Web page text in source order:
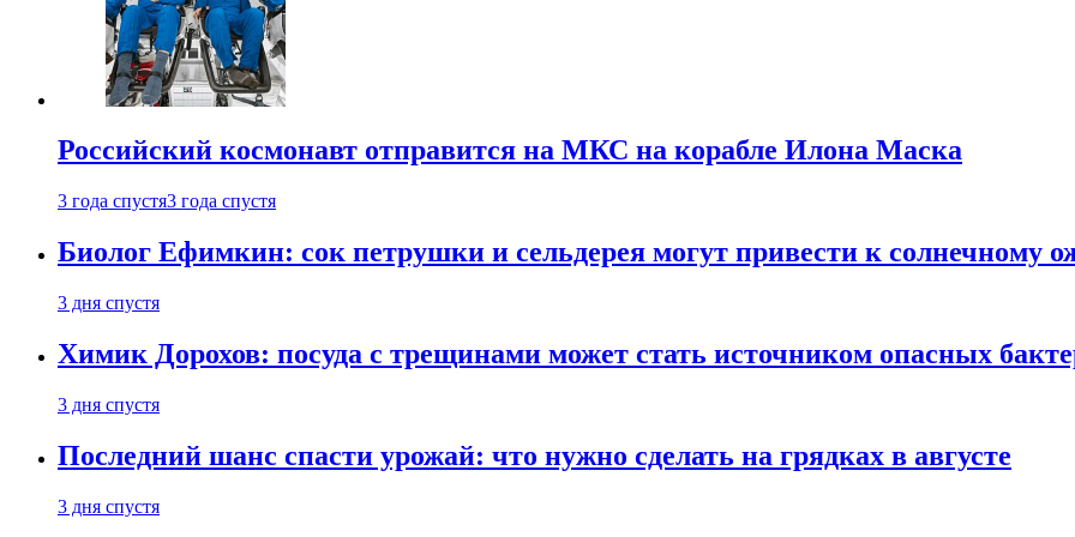
Российский космонавт отправится на МКС на корабле Илона Маска
3 года спустя3 года спустя
Биолог Ефимкин: сок петрушки и сельдерея могут привести к солнечному
3 дня спустя
Химик Дорохов: посуда с трещинами может стать источником опасных
3 дня спустя
Последний шанс спасти урожай: что нужно сделать на грядках в августе
3 дня спустя